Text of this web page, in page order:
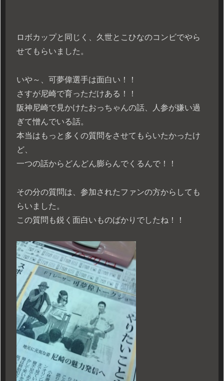
ロボカップと同じく、久世とこひなのコンビでやら
せてもらいました。
いや～、可夢偉選手は面白い！！
さすが尼崎で育っただけある！！
阪神尼崎で見かけたおっちゃんの話、人参が嫌い過
ぎて憎んでいる話。
本当はもっと多くの質問をさせてもらいたかったけ
ど、
一つの話からどんどん膨らんでくるんで！！
その分の質問は、参加されたファンの方からしても
らいました。
この質問も鋭く面白いものばかりでしたね！！